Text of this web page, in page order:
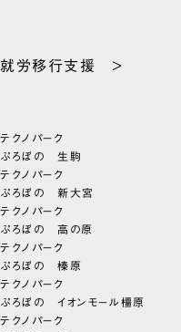
就労移行支援 >
テクノパーク
ぷろぼの 生駒
テクノパーク
ぷろぼの 新大宮
テクノパーク
ぷろぼの 高の原
テクノパーク
ぷろぼの 榛原
テクノパーク
ぷろぼの イオンモール橿原
テクノパーク